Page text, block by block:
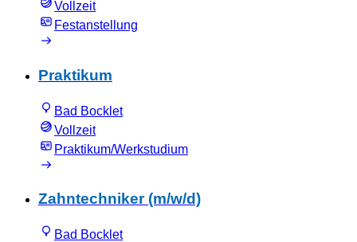
Vollzeit
Festanstellung
Praktikum
Bad Bocklet
Vollzeit
Praktikum/Werkstudium
Zahntechniker (m/w/d)
Bad Bocklet